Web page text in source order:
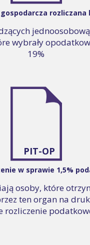
gospodarcza rozliczana
wybrały
19%
PIT-OP
w sprawie 1,5%
osoby, które
ten organ na
rozliczenie